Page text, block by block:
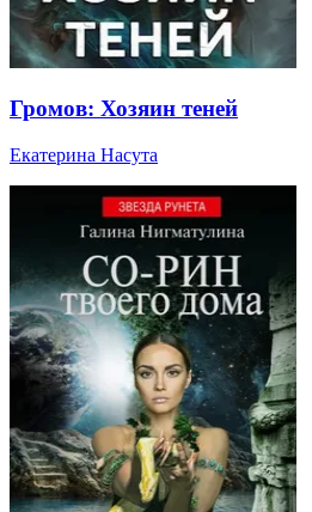
Громов: Хозяин теней
Екатерина Насута